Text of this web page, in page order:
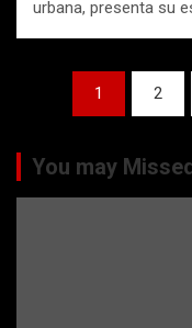
urbana, presenta su
Paginación
entradas
1 2
You may Missed